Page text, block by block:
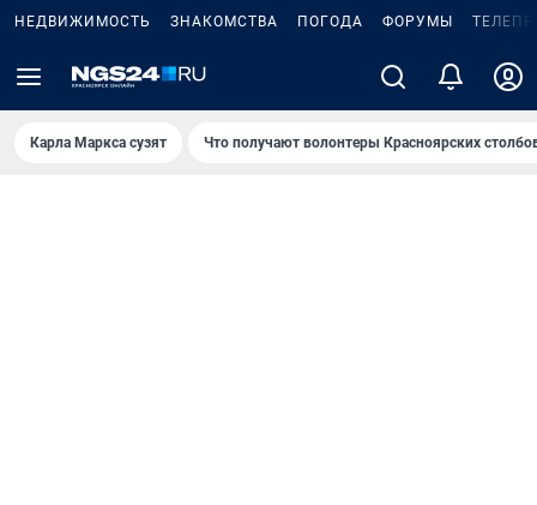
НЕДВИЖИМОСТЬ ЗНАКОМСТВА ПОГОДА ФОРУМЫ
Карла Маркса сузят Что получают волонтеры Красноярских